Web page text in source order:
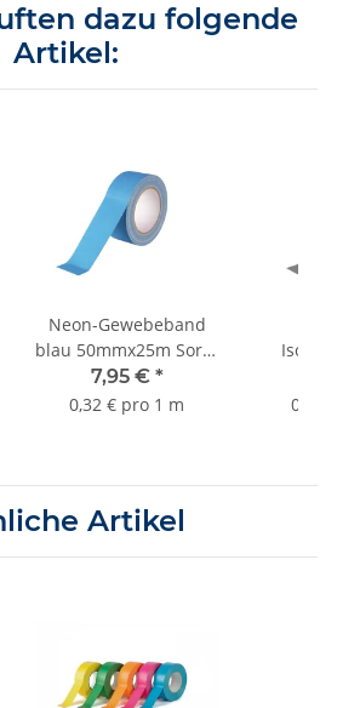
dazu folgende
Artikel:
Neon-Gewebeband
blau 50mmx25m Sorte
K376
7,95 € *
0,32 € pro 1 m
0,06
Artikel